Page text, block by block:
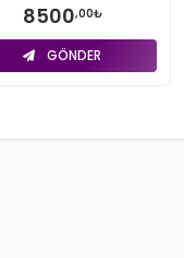
8500,00₺
GÖNDER